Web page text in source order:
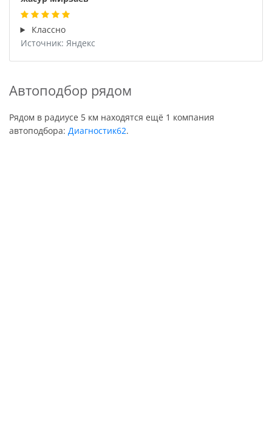
Классно
Источник: Яндекс
Автоподбор рядом
Рядом в радиусе 5 км находятся ещё 1 компания
автоподбора: Диагностик62.